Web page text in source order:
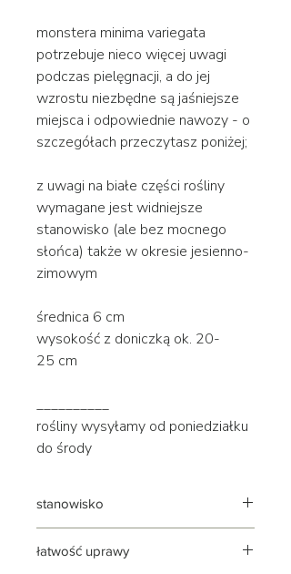
monstera minima variegata
potrzebuje nieco więcej uwagi
podczas pielęgnacji, a do jej
wzrostu niezbędne są jaśniejsze
miejsca i odpowiednie nawozy - o
szczegółach przeczytasz poniżej;
z uwagi na białe części rośliny
wymagane jest widniejsze
stanowisko (ale bez mocnego
słońca) także w okresie jesienno-
zimowym
średnica 6 cm
wysokość z doniczką ok. 20-
25 cm
__________
rośliny wysyłamy od poniedziałku
do środy
stanowisko
stanowisko konieczne także zimą
łatwość uprawy